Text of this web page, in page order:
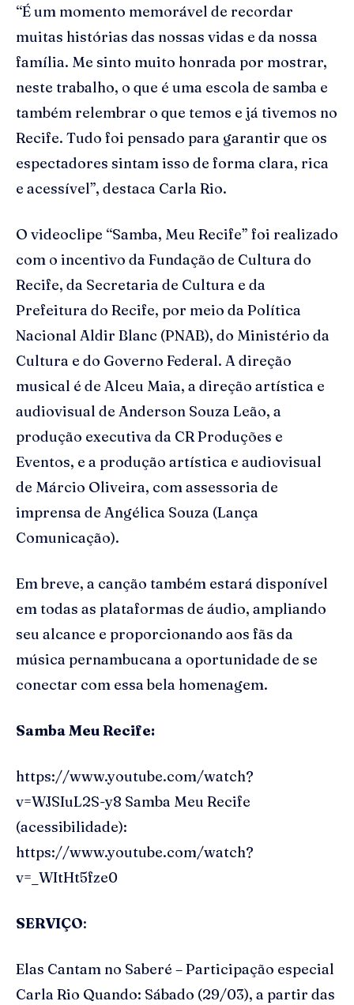
“É um momento memorável de recordar
muitas histórias das nossas vidas e da nossa
família. Me sinto muito honrada por mostrar,
neste trabalho, o que é uma escola de samba e
também relembrar o que temos e já tivemos no
Recife. Tudo foi pensado para garantir que os
espectadores sintam isso de forma clara, rica
e acessível”, destaca Carla Rio.
O videoclipe “Samba, Meu Recife” foi realizado
com o incentivo da Fundação de Cultura do
Recife, da Secretaria de Cultura e da
Prefeitura do Recife, por meio da Política
Nacional Aldir Blanc (PNAB), do Ministério da
Cultura e do Governo Federal. A direção
musical é de Alceu Maia, a direção artística e
audiovisual de Anderson Souza Leão, a
produção executiva da CR Produções e
Eventos, e a produção artística e audiovisual
de Márcio Oliveira, com assessoria de
imprensa de Angélica Souza (Lança
Comunicação).
Em breve, a canção também estará disponível
em todas as plataformas de áudio, ampliando
seu alcance e proporcionando aos fãs da
música pernambucana a oportunidade de se
conectar com essa bela homenagem.
Samba Meu Recife:
https://www.youtube.com/watch?
v=WJSIuL2S-y8 Samba Meu Recife
(acessibilidade):
https://www.youtube.com/watch?
v=_WItHt5fze0
SERVIÇO:
Elas Cantam no Saberé – Participação especial
Carla Rio Quando: Sábado (29/03), a partir das